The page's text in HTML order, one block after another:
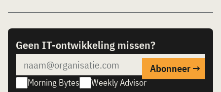
Geen IT-ontwikkeling missen?
Morning Bytes Weekly Advisor